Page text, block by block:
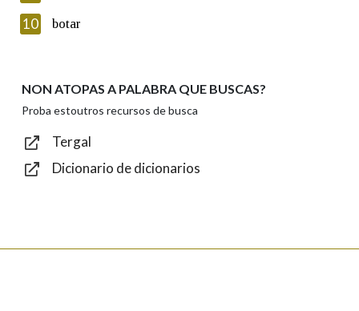
Introduce o código que aparece na imaxe:
Texto de verificación
10 botar
NON ATOPAS A PALABRA QUE BUSCAS?
Proba estoutros recursos de busca
Tergal
Dicionario de dicionarios